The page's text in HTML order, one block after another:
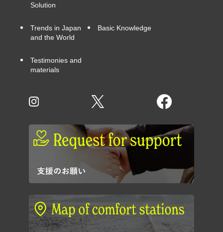
Solution
Trends in Japan
and the World
Basic Knowledge
Testimonies and
materials